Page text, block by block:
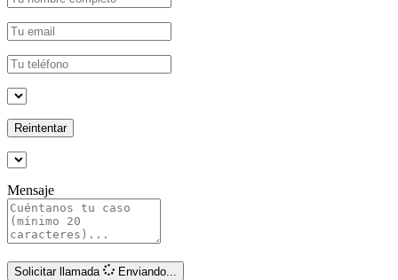
Reintentar
Mensaje
Solicitar llamada Enviando...